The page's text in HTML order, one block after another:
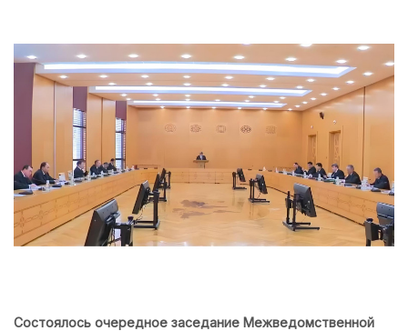
Состоялось очередное заседание Межведомственной